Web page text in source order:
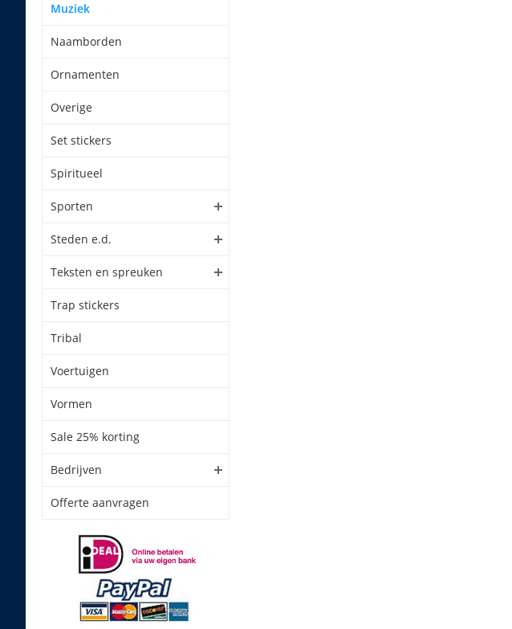
Muziek
Naamborden
Ornamenten
Overige
Set stickers
Spiritueel
Sporten
Steden e.d.
Teksten en spreuken
Trap stickers
Tribal
Voertuigen
Vormen
Sale 25% korting
Bedrijven
Offerte aanvragen